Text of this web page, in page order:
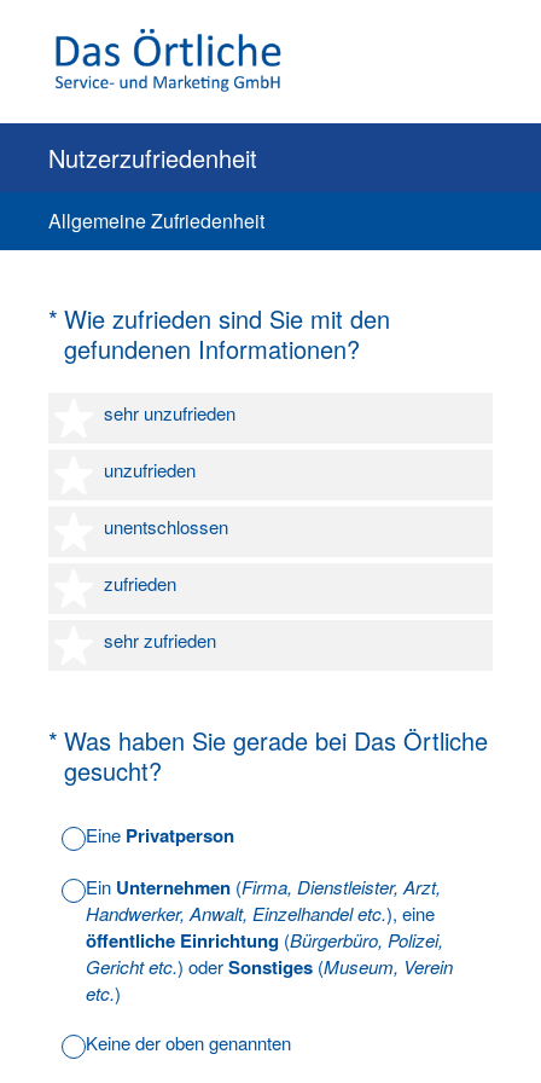
Nutzerzufriedenheit
Allgemeine Zufriedenheit
* Wie zufrieden sind Sie mit den
gefundenen Informationen?
(Erforderlich.)
sehr unzufrieden
1 Stern
unzufrieden
2 Sterne
unentschlossen
3 Sterne
zufrieden
4 Sterne
sehr zufrieden
5 Sterne
* Was haben Sie gerade bei Das Örtliche
gesucht?
(Erforderlich.)
Eine Privatperson
Ein Unternehmen (Firma, Dienstleister, Arzt,
Handwerker, Anwalt, Einzelhandel etc.), eine
öffentliche Einrichtung (Bürgerbüro, Polizei,
Gericht etc.) oderSonstiges (Museum, Verein
etc.)
Keine der oben genannten